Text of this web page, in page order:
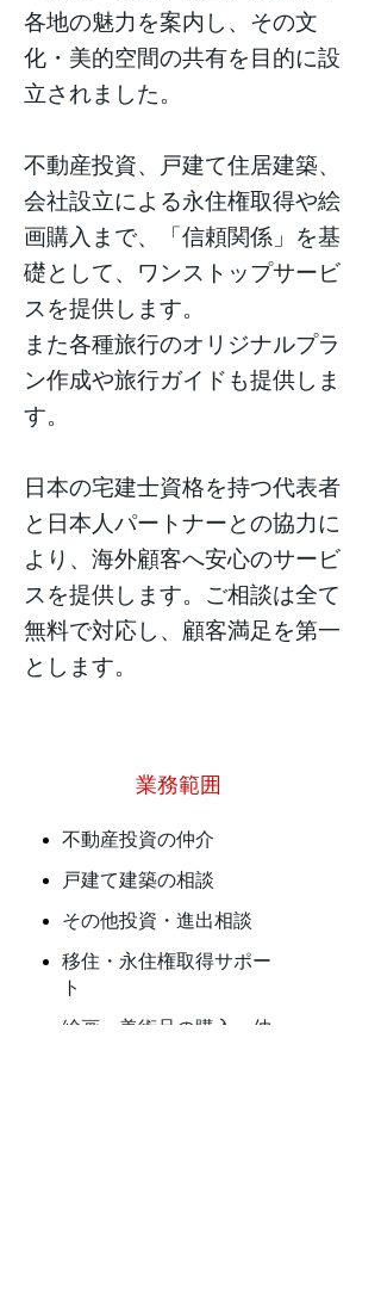
各地の魅力を案内し、その文
化・美的空間の共有を目的に設
立されました。
不動産投資、戸建て住居建築、
会社設立による永住権取得や絵
画購入まで、「信頼関係」を基
礎として、ワンストップサービ
スを提供します。
また各種旅行のオリジナルプラ
ン作成や旅行ガイドも提供しま
す。
日本の宅建士資格を持つ代表者
と日本人パートナーとの協力に
より、海外顧客へ安心のサービ
スを提供します。ご相談は全て
無料で対応し、顧客満足を第一
とします。
​業務範囲
​不動産投資の仲介
戸建て建築の相談
その他投資・進出相談
移住・永住権取得サポー
ト
絵画・美術品の購入・仲